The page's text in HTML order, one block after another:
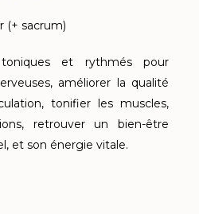
(+ sacrum)
toniques et rythmés pour
améliorer la qualité
tonifier les muscles,
retrouver un bien-être
et son énergie vitale.